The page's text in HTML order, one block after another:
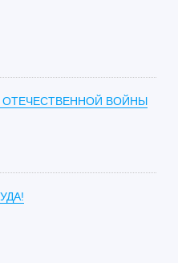
ОТЕЧЕСТВЕННОЙ ВОЙНЫ